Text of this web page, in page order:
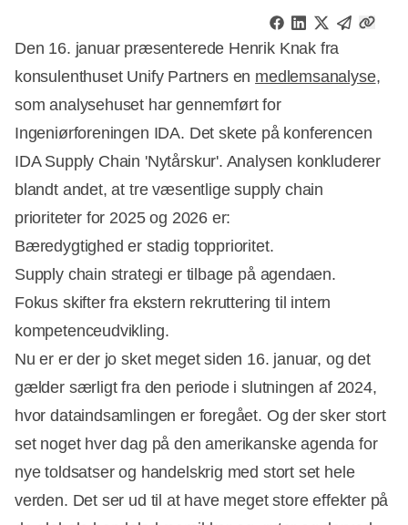
Den 16. januar præsenterede Henrik Knak fra
konsulenthuset Unify Partners en medlemsanalyse,
som analysehuset har gennemført for
Ingeniørforeningen IDA. Det skete på konferencen
IDA Supply Chain 'Nytårskur'. Analysen konkluderer
blandt andet, at tre væsentlige supply chain
prioriteter for 2025 og 2026 er:
Bæredygtighed er stadig topprioritet.
Supply chain strategi er tilbage på agendaen.
Fokus skifter fra ekstern rekruttering til intern
kompetenceudvikling.
Nu er er der jo sket meget siden 16. januar, og det
gælder særligt fra den periode i slutningen af 2024,
hvor dataindsamlingen er foregået. Og der sker stort
set noget hver dag på den amerikanske agenda for
nye toldsatser og handelskrig med stort set hele
verden. Det ser ud til at have meget store effekter på